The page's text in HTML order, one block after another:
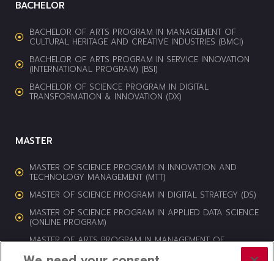
BACHELOR
BACHELOR OF ARTS PROGRAM IN MANAGEMENT OF
CULTURAL HERITAGE AND CREATIVE INDUSTRIES (BMCI)
BACHELOR OF ARTS PROGRAM IN SERVICE INNOVATION
(INTERNATIONAL PROGRAM) (BSI)
BACHELOR OF SCIENCE PROGRAM IN DIGITAL
TRANSFORMATION & INNOVATION (DX)
MASTER
MASTER OF SCIENCE PROGRAM IN INNOVATION AND
TECHNOLOGY MANAGEMENT (MTT)
MASTER OF SCIENCE PROGRAM IN DIGITAL STRATEGY (DS)
MASTER OF SCIENCE PROGRAM IN APPLIED DATA SCIENCE
(ONLINE PROGRAM)
MASTER OF ARTS PROGRAM IN MANAGEMENT OF